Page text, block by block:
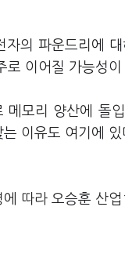
의 파운드리에
이어질 가능성이
메모리 양산에 돌
이유도 여기에 있
따라 오승훈 산